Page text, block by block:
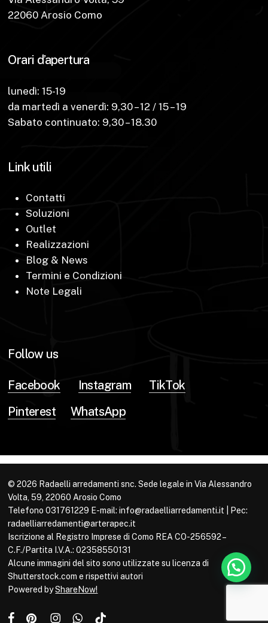
22060 Arosio Como
Orari d’apertura
lunedì: 15-19
da martedì a venerdì: 9,30 – 12 / 15 – 19
Sabato continuato: 9,30 – 18.30
Link utili
Contatti
Soluzioni
Outlet
Realizzazioni
Blog & News
Termini e Condizioni
Note Legali
Follow us
Facebook Instagram
TikTok
Pinterest
WhatsApp
© 2026 Radaelli arredamenti snc. Sede legale in Via Alessandro
Volta, 59, 22060 Arosio Como
Telefono 031761229 E-mail: info@radaelliarredamenti.it | Pec:
radaelliarredamenti@arterapec.it
Iscrizione al Registro Imprese di Como REA CO-256592 –
C.F./Partita I.V.A.: 02358550131
Alcune immagini del sito sono utilizzate su licenza di
Shutterstock.com e rispettivi autori
Powered byShareNow!
facebookpinterestinstagramwhatsapp
tiktok